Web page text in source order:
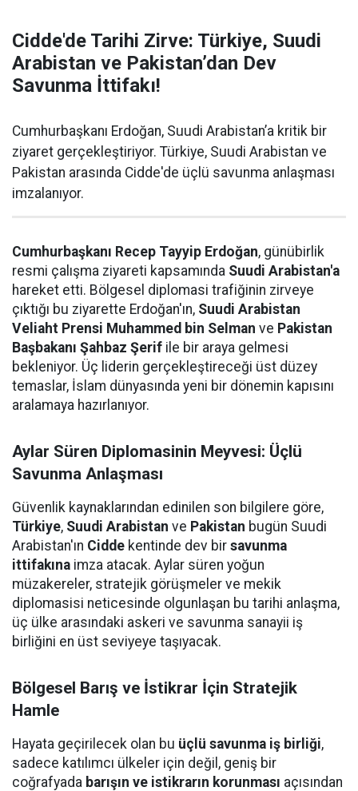
Cidde'de Tarihi Zirve: Türkiye, Suudi
Arabistan ve Pakistan’dan Dev
Savunma İttifakı!
Cumhurbaşkanı Erdoğan, Suudi Arabistan’a kritik bir
ziyaret gerçekleştiriyor. Türkiye, Suudi Arabistan ve
Pakistan arasında Cidde'de üçlü savunma anlaşması
imzalanıyor.
Cumhurbaşkanı Recep Tayyip Erdoğan, günübirlik
resmi çalışma ziyareti kapsamında Suudi Arabistan'a
hareket etti. Bölgesel diplomasi trafiğinin zirveye
çıktığı bu ziyarette Erdoğan'ın, Suudi Arabistan
Veliaht Prensi Muhammed bin Selman ve Pakistan
Başbakanı Şahbaz Şerif ile bir araya gelmesi
bekleniyor. Üç liderin gerçekleştireceği üst düzey
temaslar, İslam dünyasında yeni bir dönemin kapısını
aralamaya hazırlanıyor.
Aylar Süren Diplomasinin Meyvesi: Üçlü
Savunma Anlaşması
Güvenlik kaynaklarından edinilen son bilgilere göre,
Türkiye, Suudi Arabistan ve Pakistan bugün Suudi
Arabistan'ın Cidde kentinde dev bir savunma
ittifakına imza atacak. Aylar süren yoğun
müzakereler, stratejik görüşmeler ve mekik
diplomasisi neticesinde olgunlaşan bu tarihi anlaşma,
üç ülke arasındaki askeri ve savunma sanayii iş
birliğini en üst seviyeye taşıyacak.
Bölgesel Barış ve İstikrar İçin Stratejik
Hamle
Hayata geçirilecek olan bu üçlü savunma iş birliği,
sadece katılımcı ülkeler için değil, geniş bir
coğrafyada barışın ve istikrarın korunması açısından